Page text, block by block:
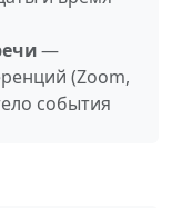
—
(Zoom,
события